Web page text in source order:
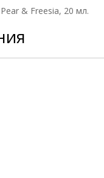
& Freesia, 20 мл.